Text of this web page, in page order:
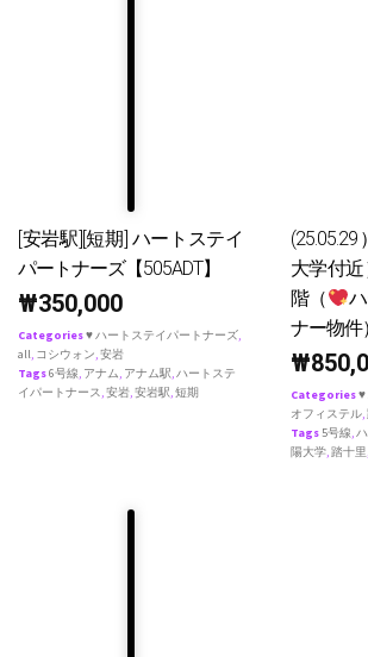
[安岩駅][短期] ハートステイ
パートナーズ【505ADT】
₩350,000
Categories♥ ハートステイパートナーズ
all コシウォン 安岩
Tags6号線 アナム アナム駅 ハートステ
イパートナース 安岩 安岩駅 短期
大学付
階（
ナー物件）
₩
Categories♥
オフィステル
Tags 5号線
陽大学 踏十里